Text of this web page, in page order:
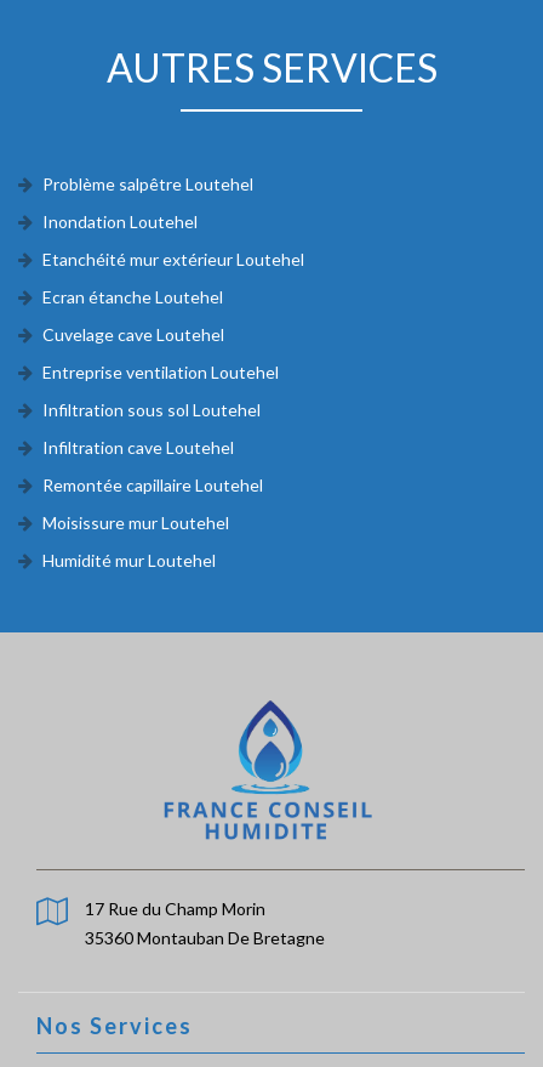
AUTRES SERVICES
Problème salpêtre Loutehel
Inondation Loutehel
Etanchéité mur extérieur Loutehel
Ecran étanche Loutehel
Cuvelage cave Loutehel
Entreprise ventilation Loutehel
Infiltration sous sol Loutehel
Infiltration cave Loutehel
Remontée capillaire Loutehel
Moisissure mur Loutehel
Humidité mur Loutehel
17 Rue du Champ Morin
35360 Montauban De Bretagne
Nos Services